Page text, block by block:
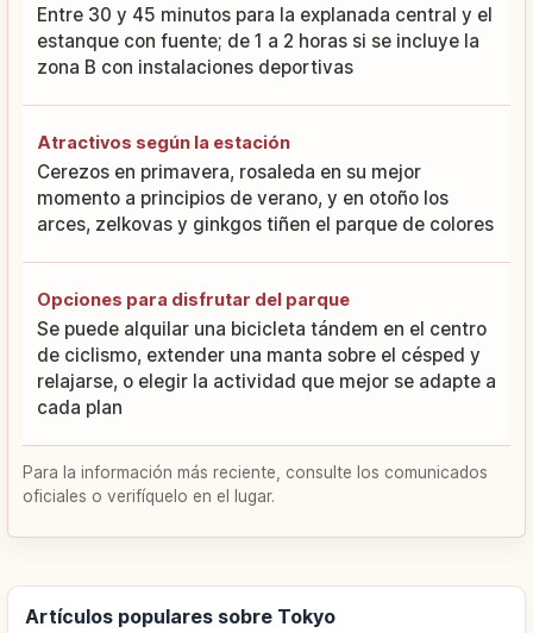
Entre 30 y 45 minutos para la explanada central y el
estanque con fuente; de 1 a 2 horas si se incluye la
zona B con instalaciones deportivas
Atractivos según la estación
Cerezos en primavera, rosaleda en su mejor
momento a principios de verano, y en otoño los
arces, zelkovas y ginkgos tiñen el parque de colores
Opciones para disfrutar del parque
Se puede alquilar una bicicleta tándem en el centro
de ciclismo, extender una manta sobre el césped y
relajarse, o elegir la actividad que mejor se adapte a
cada plan
Para la información más reciente, consulte los comunicados
oficiales o verifíquelo en el lugar.
Artículos populares sobre Tokyo